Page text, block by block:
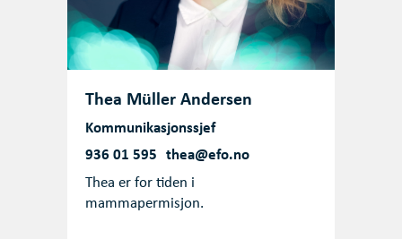
Thea Müller Andersen
Kommunikasjonssjef
936 01 595 thea@efo.no
Thea er for tiden i
mammapermisjon.